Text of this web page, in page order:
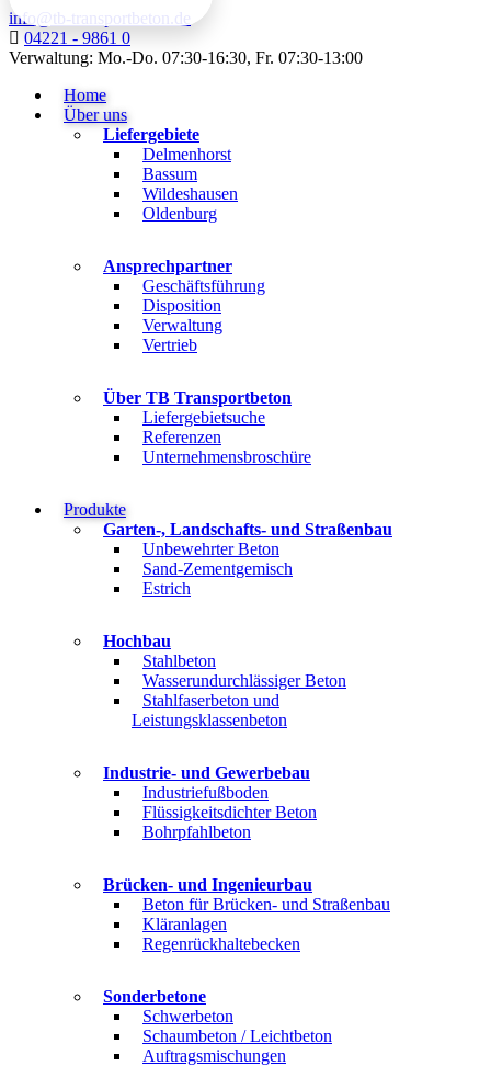
info@tb-transportbeton.de
04221 - 9861 0
Verwaltung: Mo.-Do. 07:30-16:30, Fr. 07:30-13:00
Home
Über uns
Liefergebiete
Delmenhorst
Bassum
Wildeshausen
Oldenburg
Ansprechpartner
Geschäftsführung
Disposition
Verwaltung
Vertrieb
Über TB Transportbeton
Liefergebietsuche
Referenzen
Unternehmensbroschüre
Produkte
Garten-, Landschafts- und Straßenbau
Unbewehrter Beton
Sand-Zementgemisch
Estrich
Hochbau
Stahlbeton
Wasserundurchlässiger Beton
Stahlfaserbeton und
Leistungsklassenbeton
Industrie- und Gewerbebau
Industriefußboden
Flüssigkeitsdichter Beton
Bohrpfahlbeton
Brücken- und Ingenieurbau
Beton für Brücken- und Straßenbau
Kläranlagen
Regenrückhaltebecken
Sonderbetone
Schwerbeton
Schaumbeton / Leichtbeton
Auftragsmischungen